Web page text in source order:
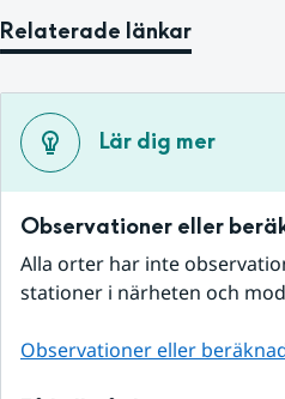
Relaterade länkar
Lär dig mer
Observationer eller
Alla orter har inte
stationer i närheten och
Observationer eller